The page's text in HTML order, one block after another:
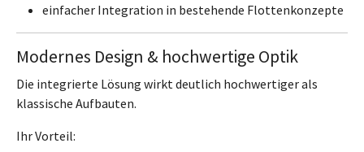
einfacher Integration in bestehende Flottenkonzepte
Modernes Design & hochwertige Optik
Die integrierte Lösung wirkt deutlich hochwertiger als
klassische Aufbauten.
Ihr Vorteil: